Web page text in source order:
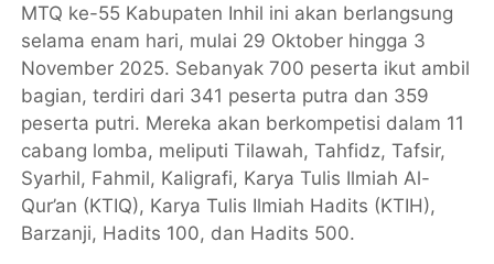
MTQ ke-55 Kabupaten Inhil ini akan berlangsung
selama enam hari, mulai 29 Oktober hingga 3
November 2025. Sebanyak 700 peserta ikut ambil
bagian, terdiri dari 341 peserta putra dan 359
peserta putri. Mereka akan berkompetisi dalam 11
cabang lomba, meliputi Tilawah, Tahfidz, Tafsir,
Syarhil, Fahmil, Kaligrafi, Karya Tulis Ilmiah Al-
Qur’an (KTIQ), Karya Tulis Ilmiah Hadits (KTIH),
Barzanji, Hadits 100, dan Hadits 500.